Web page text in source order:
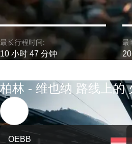
最长行程时间:
10 小时 47 分钟
最
柏林 - 维也纳 路线上的
OEBB